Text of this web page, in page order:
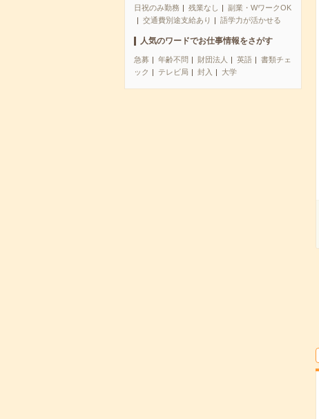
日祝のみ勤務
残業なし
副業・WワークOK
交通費別途支給あり
語学力が活かせる
人気のワードでお仕事情報をさがす
急募 年齢不問 財団法人 英語
書類チェ
ック
テレビ局 封入 大学